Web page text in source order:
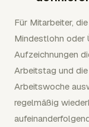
Für Mitarbeiter,
Mindestlohn oder
Aufzeichnungen
Arbeitstag und
Arbeitswoche
regelmäßig